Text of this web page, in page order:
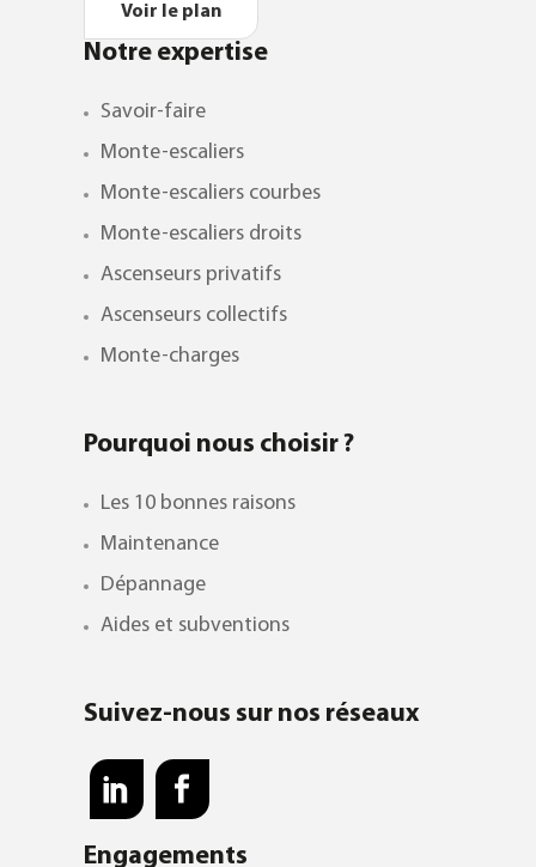
Voir le plan
Notre expertise
Savoir-faire
Monte-escaliers
Monte-escaliers courbes
Monte-escaliers droits
Ascenseurs privatifs
Ascenseurs collectifs
Monte-charges
Pourquoi nous choisir ?
Les 10 bonnes raisons
Maintenance
Dépannage
Aides et subventions
Suivez-nous sur nos réseaux
Engagements